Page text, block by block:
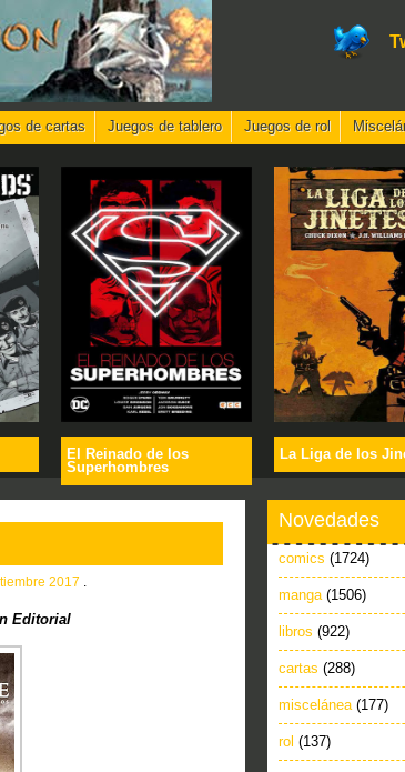
de cartas Juegos de tablero Juegos de rol
El Reinado de los
Superhombres
La Liga de los
2017
Editorial
Novedades
comics (1724)
manga (1506)
libros (922)
cartas (288)
miscelánea (177)
rol (137)